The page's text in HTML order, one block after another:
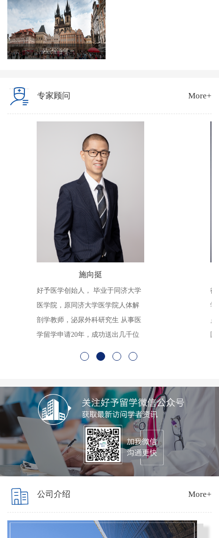
欧洲游学
专家顾问 More+
施向挺
好予医学创始人， 毕业于同济大学
医学院，原同济大学医学院人体解
剖学教师，泌尿外科研究生 从事医
学留学申请20年，成功送出几千位
德
学
公司介绍 More+